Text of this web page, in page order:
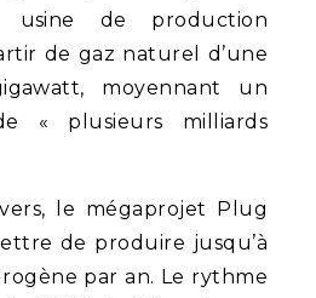
usine de production
de gaz naturel d’une
moyennant un
« plusieurs milliards
le mégaprojet Plug
de produire jusqu’à
par an. Le rythme